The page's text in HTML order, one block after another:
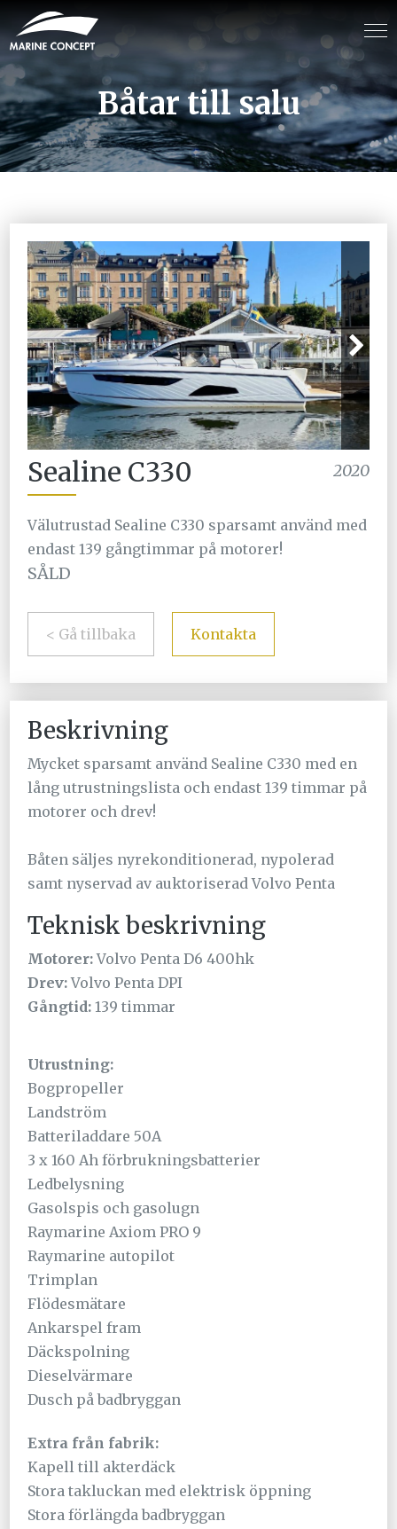
Båtar till salu
Sealine C330 2020
Välutrustad Sealine C330 sparsamt använd med
endast 139 gångtimmar på motorer!
SÅLD
< Gå tillbaka Kontakta
Beskrivning
Mycket sparsamt använd Sealine C330 med en
lång utrustningslista och endast 139 timmar på
motorer och drev!
Båten säljes nyrekonditionerad, nypolerad
samt nyservad av auktoriserad Volvo Penta
Teknisk beskrivning
Motorer:Volvo Penta D6 400hk
Drev:Volvo Penta DPI
Gångtid: 139 timmar
Utrustning:
Bogpropeller
Landström
Batteriladdare 50A
3 x 160 Ah förbrukningsbatterier
Ledbelysning
Gasolspis och gasolugn
Raymarine Axiom PRO 9
Raymarine autopilot
Trimplan
Flödesmätare
Ankarspel fram
Däckspolning
Dieselvärmare
Dusch på badbryggan
Extra från fabrik:
Kapell till akterdäck
Stora takluckan med elektrisk öppning
Stora förlängda badbryggan